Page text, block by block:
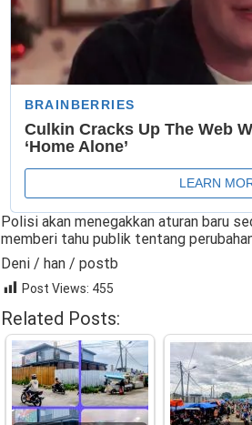
Polisi akan menegakkan aturan baru
memberi tahu publik tentang
Deni / han / postb
Post Views: 455
Related Posts: